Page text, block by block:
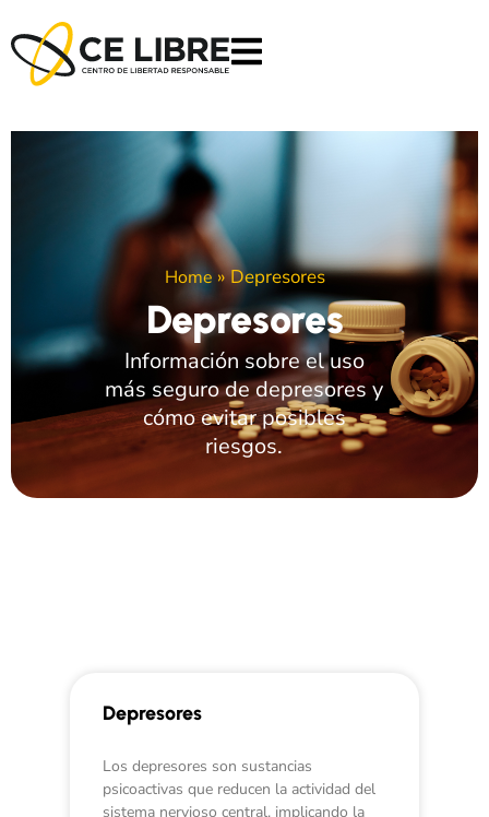
Home»Depresores
Depresores
Información sobre el uso
más seguro de depresores y
cómo evitar posibles
riesgos.
Depresores
Los depresores son sustancias
psicoactivas que reducen la actividad del
sistema nervioso central, implicando la